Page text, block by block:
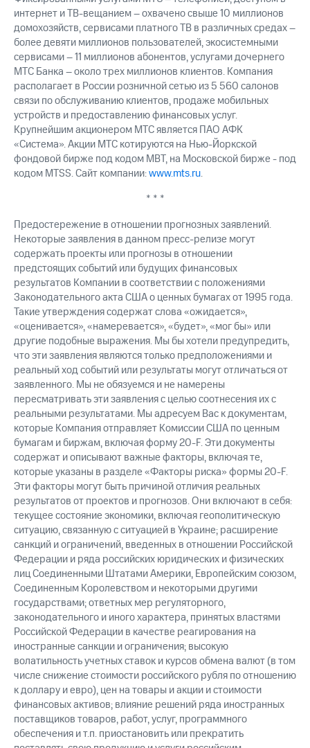
интернет и ТВ-вещанием – охвачено свыше 10 миллионов
домохозяйств, сервисами платного ТВ в различных средах –
более девяти миллионов пользователей, экосистемными
сервисами – 11 миллионов абонентов, услугами дочернего
МТС Банка – около трех миллионов клиентов. Компания
располагает в России розничной сетью из 5 560 салонов
связи по обслуживанию клиентов, продаже мобильных
устройств и предоставлению финансовых услуг.
Крупнейшим акционером МТС является ПАО АФК
«Система». Акции МТС котируются на Нью-Йоркской
фондовой бирже под кодом MBT, на Московской бирже - под
кодом MTSS. Сайт компании:www.mts.ru.
* * *
Предостережение в отношении прогнозных заявлений.
Некоторые заявления в данном пресс-релизе могут
содержать проекты или прогнозы в отношении
предстоящих событий или будущих финансовых
результатов Компании в соответствии с положениями
Законодательного акта США о ценных бумагах от 1995 года.
Такие утверждения содержат слова «ожидается»,
«оценивается», «намеревается», «будет», «мог бы» или
другие подобные выражения. Мы бы хотели предупредить,
что эти заявления являются только предположениями и
реальный ход событий или результаты могут отличаться от
заявленного. Мы не обязуемся и не намерены
пересматривать эти заявления с целью соотнесения их с
реальными результатами. Мы адресуем Вас к документам,
которые Компания отправляет Комиссии США по ценным
бумагам и биржам, включая форму 20-F. Эти документы
содержат и описывают важные факторы, включая те,
которые указаны в разделе «Факторы риска» формы 20-F.
Эти факторы могут быть причиной отличия реальных
результатов от проектов и прогнозов. Они включают в себя:
текущее состояние экономики, включая геополитическую
ситуацию, связанную с ситуацией в Украине; расширение
санкций и ограничений, введенных в отношении Российской
Федерации и ряда российских юридических и физических
лиц Соединенными Штатами Америки, Европейским союзом,
Соединенным Королевством и некоторыми другими
государствами; ответных мер регуляторного,
законодательного и иного характера, принятых властями
Российской Федерации в качестве реагирования на
иностранные санкции и ограничения; высокую
волатильность учетных ставок и курсов обмена валют (в том
числе снижение стоимости российского рубля по отношению
к доллару и евро), цен на товары и акции и стоимости
финансовых активов; влияние решений ряда иностранных
поставщиков товаров, работ, услуг, программного
обеспечения и т.п. приостановить или прекратить